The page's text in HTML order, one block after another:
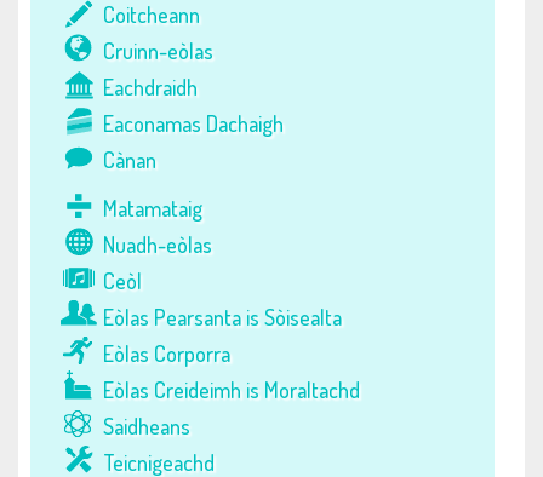
Coitcheann
Cruinn-eòlas
Eachdraidh
Eaconamas Dachaigh
Cànan
Matamataig
Nuadh-eòlas
Ceòl
Eòlas Pearsanta is Sòisealta
Eòlas Corporra
Eòlas Creideimh is Moraltachd
Saidheans
Teicnigeachd